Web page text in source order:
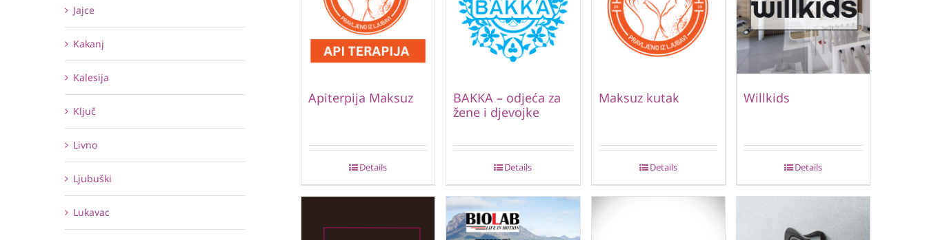
Apiterpija Maksuz
Details
BAKKA – odjeća za
žene i djevojke
Details
Maksuz kutak
Details
Willkids
Details
Jajce
Kakanj
Kalesija
Ključ
Livno
Ljubuški
Lukavac